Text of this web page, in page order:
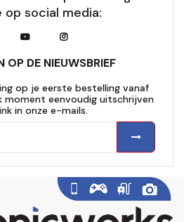
op social media:
OP DE NIEUWSBRIEF
op je eerste bestelling vanaf
moment eenvoudig uitschrijven
in onze e-mails.